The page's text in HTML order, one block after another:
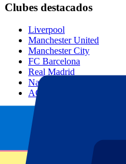
Clubes destacados
Liverpool
Manchester United
Manchester City
FC Barcelona
Real Madrid
Napoli
AC Milan
Eventos populares
GP España
GP Países Bajos